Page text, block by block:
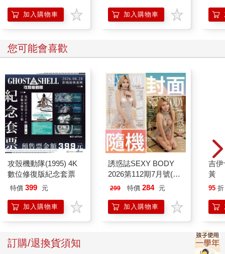
加入購物車 加入購物車
您可能會喜歡
攻殼機動隊(1995) 4K
數位修復版紀念套票
特價 399 元
加入購物車
誘惑誌SEXY BODY
2026第112期7月號(兩
款封面-不挑款隨機出
299 特價 284 元
加入購物車
吉
黃
95 折
訂購/退換貨須知